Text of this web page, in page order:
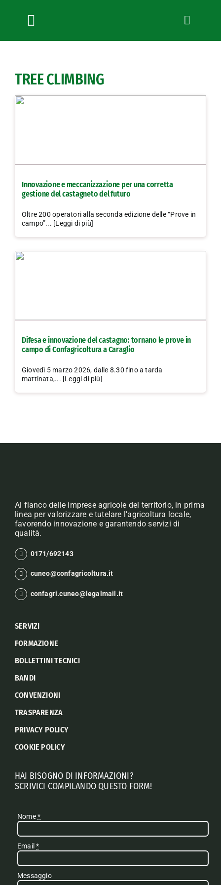
Toggle
Navigation
News
Bandi
Lavora con noi
TREE CLIMBING
Innovazione e meccanizzazione per una corretta
gestione del castagneto del futuro
Oltre 200 operatori alla seconda edizione delle “Prove in
campo”... [Leggi di più]
Difesa e innovazione del castagno: tornano le prove in
campo di Confagricoltura a Caraglio
Giovedì 5 marzo 2026, dalle 8.30 fino a tarda
mattinata,... [Leggi di più]
Al fianco delle imprese agricole del territorio, in prima
linea per valorizzare e tutelare l’agricoltura locale,
favorendo innovazione e garantendo servizi di
qualità.
0171/692143
cuneo@confagricoltura.it
confagri.cuneo@legalmail.it
SERVIZI
FORMAZIONE
BOLLETTINI TECNICI
BANDI
CONVENZIONI
TRASPARENZA
PRIVACY POLICY
COOKIE POLICY
HAI BISOGNO DI INFORMAZIONI?
SCRIVICI COMPILANDO QUESTO FORM!
Nome*
Email*
Messaggio